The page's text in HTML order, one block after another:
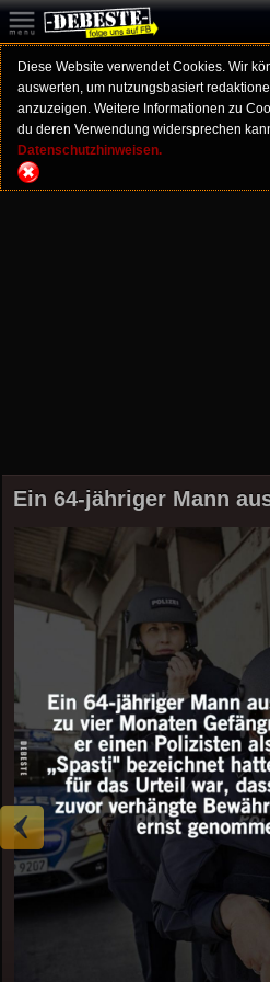
Diese Website verwendet Cookies. Wir
auswerten, um nutzungsbasiert
anzuzeigen. Weitere Informationen zu
du deren Verwendung widersprechen
Datenschutzhinweisen.
Ein 64-jähriger Mann